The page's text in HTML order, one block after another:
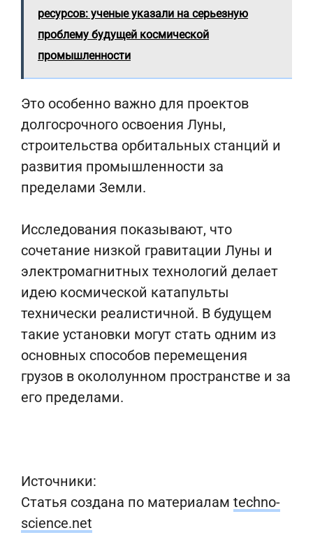
ресурсов: ученые указали на серьезную
проблему будущей космической
промышленности
Это особенно важно для проектов
долгосрочного освоения Луны,
строительства орбитальных станций и
развития промышленности за
пределами Земли.
Исследования показывают, что
сочетание низкой гравитации Луны и
электромагнитных технологий делает
идею космической катапульты
технически реалистичной. В будущем
такие установки могут стать одним из
основных способов перемещения
грузов в окололунном пространстве и за
его пределами.
Источники:
Статья создана по материалам techno-
science.net